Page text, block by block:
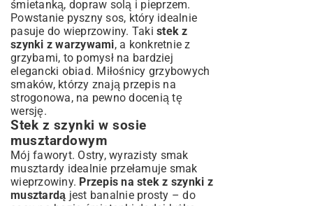
śmietanką, dopraw solą i pieprzem.
Powstanie pyszny sos, który idealnie
pasuje do wieprzowiny. Taki stek z
szynki z warzywami, a konkretnie z
grzybami, to pomysł na bardziej
elegancki obiad. Miłośnicy grzybowych
smaków, którzy znają przepis na
strogonowa, na pewno docenią tę
wersję.
Stek z szynki w sosie
musztardowym
Mój faworyt. Ostry, wyrazisty smak
musztardy idealnie przełamuje smak
wieprzowiny. Przepis na stek z szynki z
musztardą jest banalnie prosty – do